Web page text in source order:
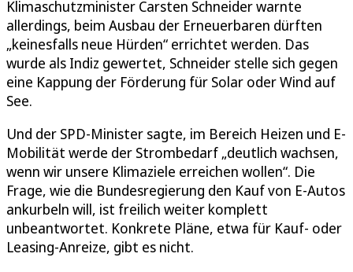
Klimaschutzminister Carsten Schneider warnte
allerdings, beim Ausbau der Erneuerbaren dürften
„keinesfalls neue Hürden“ errichtet werden. Das
wurde als Indiz gewertet, Schneider stelle sich gegen
eine Kappung der Förderung für Solar oder Wind auf
See.
Und der SPD-Minister sagte, im Bereich Heizen und E-
Mobilität werde der Strombedarf „deutlich wachsen,
wenn wir unsere Klimaziele erreichen wollen“. Die
Frage, wie die Bundesregierung den Kauf von E-Autos
ankurbeln will, ist freilich weiter komplett
unbeantwortet. Konkrete Pläne, etwa für Kauf- oder
Leasing-Anreize, gibt es nicht.